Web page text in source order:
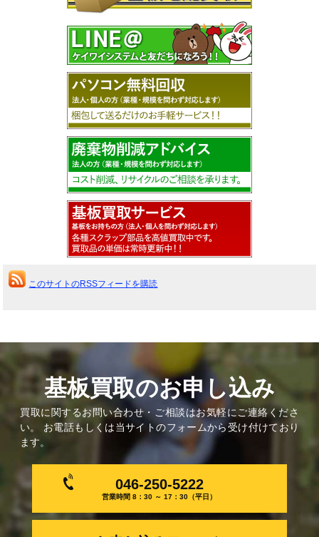
このサイトのRSSフィードを購読
基板買取のお申し込み
買取に関するお問い合わせ・ご相談はお気軽にご連絡くださ
い。 お電話もしくは当サイトのフォームから受け付けており
ます。
046-250-5222
営業時間 8：30 ～ 17：30（平日）